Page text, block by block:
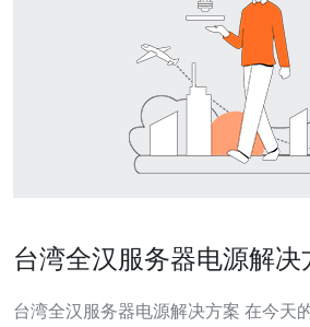
台湾全汉服务器电源解决
台湾全汉服务器电源解决方案 在今天的数字时代，服务器